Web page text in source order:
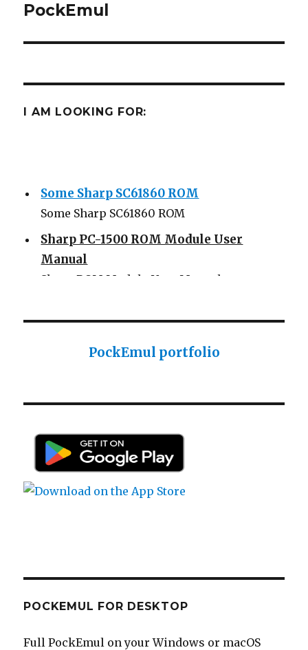
post:
PockEmul
I AM LOOKING FOR:
Some Sharp SC61860 ROM
Some Sharp SC61860 ROM
Sharp PC-1500 ROM Module User
Manual
Sharp ROM Module User Manual
Sharp PC-1425 English user manual
Casio AI-1000 Lisp documentation
Casio AI-1000 Lisp documentation
PockEmul portfolio
POCKEMUL FOR DESKTOP
Full PockEmul on your Windows or macOS